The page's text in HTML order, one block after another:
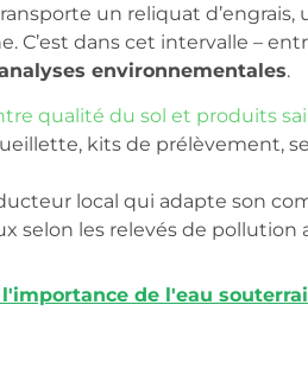
un reliquat
C’est dans cet intervalle –
environnementales.
qualité du sol et produits
kits de prélèvement,
local qui adapte son
selon les relevés de
de l'eau